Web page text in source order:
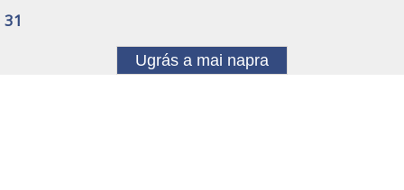
31
Ugrás a mai napra